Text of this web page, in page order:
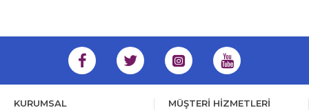
KURUMSAL MÜŞTERİ HİZMETLERİ